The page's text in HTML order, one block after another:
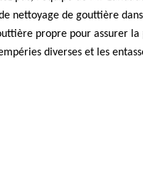
nettoyage de gouttière
propre pour assurer
diverses et les